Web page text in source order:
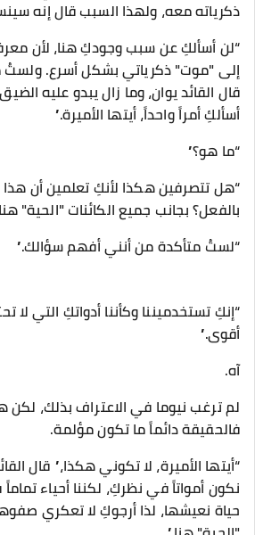
ذكرياته معه، ولهذا السبب قال إنه
“لن أسألكِ عن سبب وجودكِ هنا، لأن
إلى "موت" ذكرياتي بشكل أسرع. ولستُ
قال القائد يوان، وما زال يبدو عليه
أسألكِ أمراً واحداً، أيتها الأميرة.”
“ما هو؟”
“هل تتصرفين هكذا لأنكِ تعلمين أن هذا
بالفعل؟ بجانب جميع الكائنات "الحية"
“لستُ متأكدة من أنني أفهم سؤالك.”
“إنكِ تستخدميننا وكأننا أدواتكِ التي لا
أقوى.”
آه.
لم ترغب نيوما في الاعتراف بذلك، لكن
فالحقيقة دائماً ما تكون مؤلمة.
“أيتها الأميرة، لا تكوني هكذا،” قال
نكون أمواتاً في نظركِ، لكننا أحياء
حياة نعيشها، لذا أرجوكِ لا تعكري